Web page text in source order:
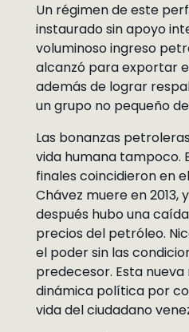
Un régimen de este
instaurado sin apoyo
voluminoso ingreso
alcanzó para exportar
además de lograr
un grupo no pequeño
Las bonanzas
vida humana tampoco.
finales coincidieron en
Chávez muere en 2013,
después hubo una
precios del petróleo.
el poder sin las
predecesor. Esta
dinámica política por
vida del ciudadano